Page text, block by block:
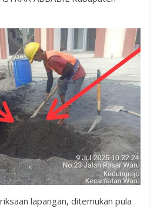
lapangan, ditemukan pula